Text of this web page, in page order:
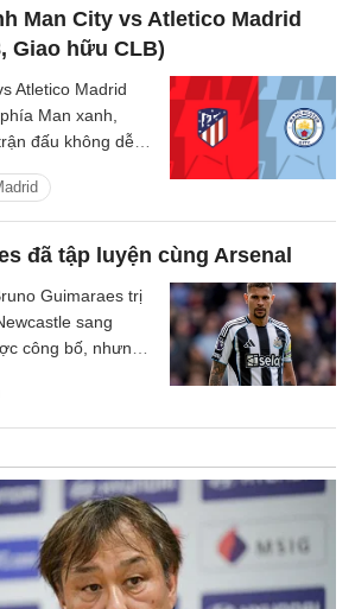
Man City vs Atletico Madrid
Giao hữu CLB)
Atletico Madrid
Man xanh,
đấu không dễ
đã tập luyện cùng Arsenal
Guimaraes trị
sang
công bố, nhưng